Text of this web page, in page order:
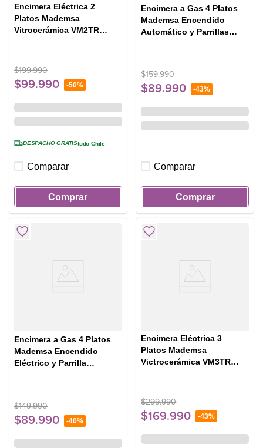
Encimera Eléctrica 2
Platos Mademsa
Vitrocerámica VM2TR
$199.990
$99.990 -50%
DESPACHO GRATIStodo Chile
Comparar
Comprar
Encimera a Gas 4 Platos
Mademsa Encendido
Automático y Parrillas
$159.990
$89.990 -43%
Comparar
Comprar
Encimera a Gas 4 Platos
Mademsa Encendido
Eléctrico y Parrilla
$149.990
$89.990 -40%
Encimera Eléctrica 3
Platos Mademsa
Victrocerámica VM3TR
$299.990
$169.990 -43%